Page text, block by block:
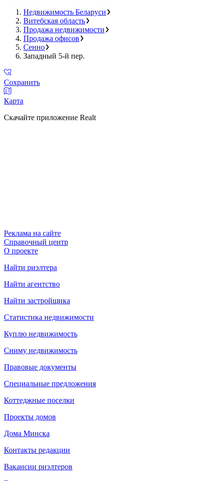
Недвижимость Беларуси
Витебская область
Продажа недвижимости
Продажа офисов
Сенно
Западный 5-й пер.
Сохранить
Карта
Скачайте приложение Realt
Реклама на сайте
Справочный центр
О проекте
Найти риэлтера
Найти агентство
Найти застройщика
Статистика недвижимости
Куплю недвижимость
Сниму недвижимость
Правовые документы
Специальные предложения
Коттеджные поселки
Проекты домов
Дома Минска
Контакты редакции
Вакансии риэлтеров